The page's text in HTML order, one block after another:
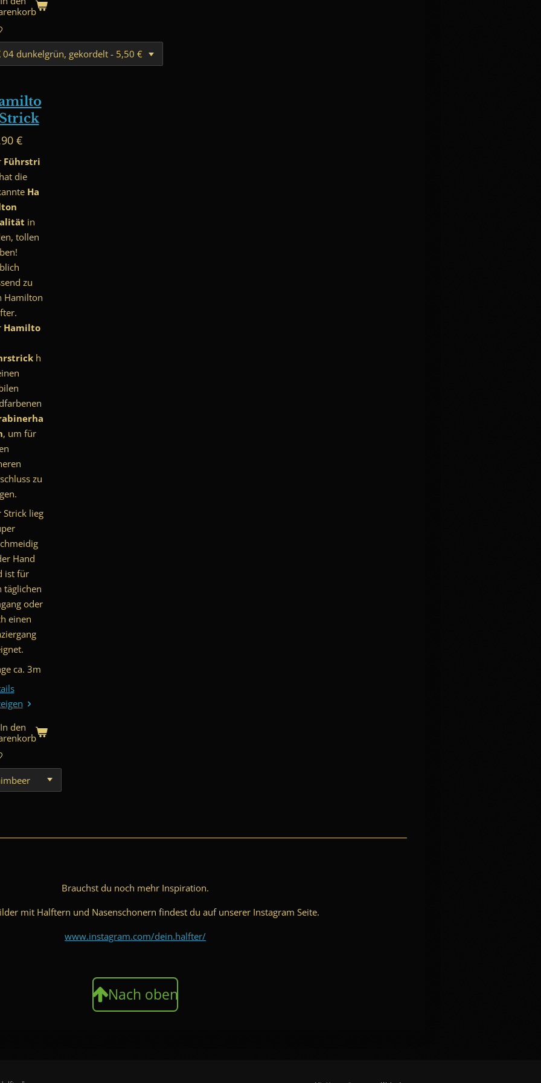
€
Führstri
hat die
Ha
in
tollen
zu
Hamilton
Hamilto
h
, um für
zu
Stricklieg
Hand
ist für
täglichen
oder
einen
ca. 3m
In den
Brauchst du noch mehr Inspiration.
mit Halftern und Nasenschonern findest du auf unserer Instagram Seite.
www.instagram.com/dein.halfter/
Nach oben